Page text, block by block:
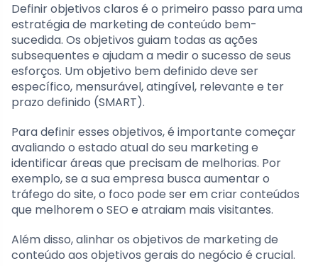
Definir objetivos claros é o primeiro passo para uma
estratégia de marketing de conteúdo bem-
sucedida. Os objetivos guiam todas as ações
subsequentes e ajudam a medir o sucesso de seus
esforços. Um objetivo bem definido deve ser
específico, mensurável, atingível, relevante e ter
prazo definido (SMART).
Para definir esses objetivos, é importante começar
avaliando o estado atual do seu marketing e
identificar áreas que precisam de melhorias. Por
exemplo, se a sua empresa busca aumentar o
tráfego do site, o foco pode ser em criar conteúdos
que melhorem o SEO e atraiam mais visitantes.
Além disso, alinhar os objetivos de marketing de
conteúdo aos objetivos gerais do negócio é crucial.